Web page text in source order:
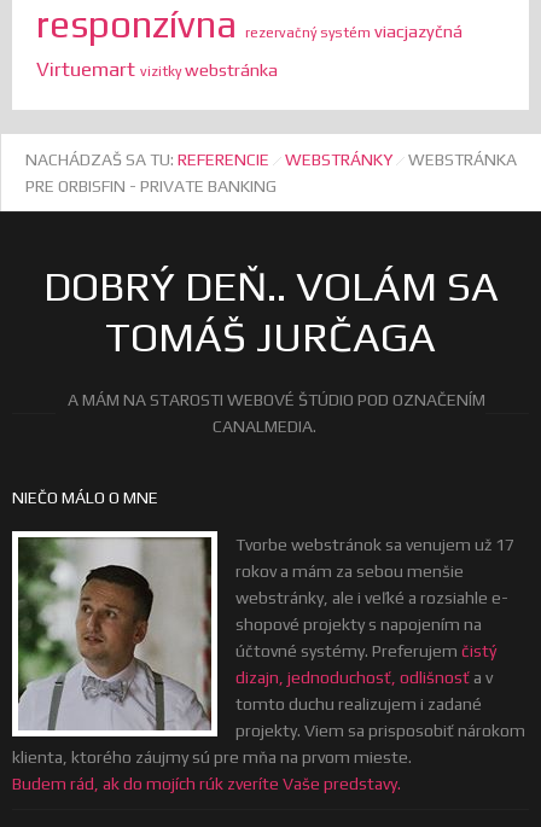
responzívna rezervačný systém viacjazyčná
Virtuemart vizitkywebstránka
NACHÁDZAŠ SA TU: REFERENCIE WEBSTRÁNKY
WEBSTRÁNKA
PRE ORBISFIN - PRIVATE BANKING
DOBRÝ DEŇ.. VOLÁM SA
TOMÁŠ JURČAGA
A MÁM NA STAROSTI WEBOVÉ ŠTÚDIO POD OZNAČENÍM
CANALMEDIA.
NIEČO MÁLO O MNE
Tvorbe webstránok sa venujem už 17
rokov a mám za sebou menšie
webstránky, ale i veľké a rozsiahle e-
shopové projekty s napojením na
účtovné systémy. Preferujem čistý
dizajn, jednoduchosť, odlišnosť a v
tomto duchu realizujem i zadané
projekty. Viem sa prisposobiť nárokom
klienta, ktorého záujmy sú pre mňa na prvom mieste.
Budem rád, ak do mojích rúk zveríte Vaše predstavy.